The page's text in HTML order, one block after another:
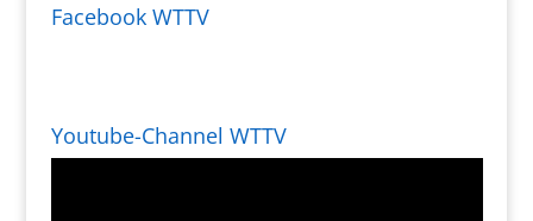
Facebook WTTV
Youtube-Channel WTTV